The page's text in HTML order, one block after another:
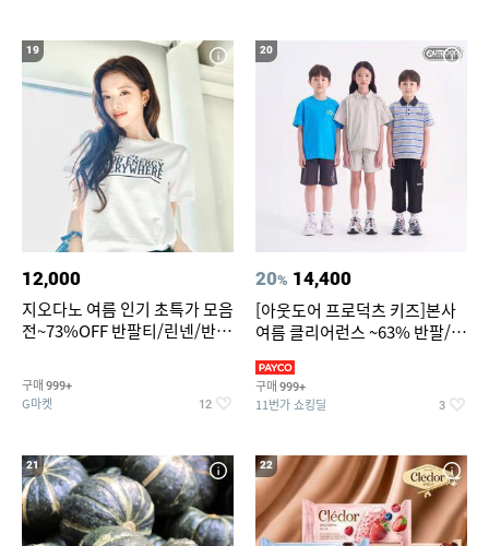
19
12,000
지오다노 여름 인기 초특가 모음
전~73%OFF 반팔티/린넨/반바
구매 999+
G마켓 12
20
20% 14,400
[아웃도어 프로덕츠 키즈]본사
여름 클리어런스 ~63% 반팔/반
구매 999+
11번가 쇼킹딜 3
21 22